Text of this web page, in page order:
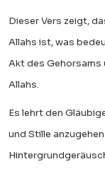
Dieser Vers zeigt,
Allahs ist, was
Akt des Gehorsams
Allahs.
Es lehrt den
und Stille